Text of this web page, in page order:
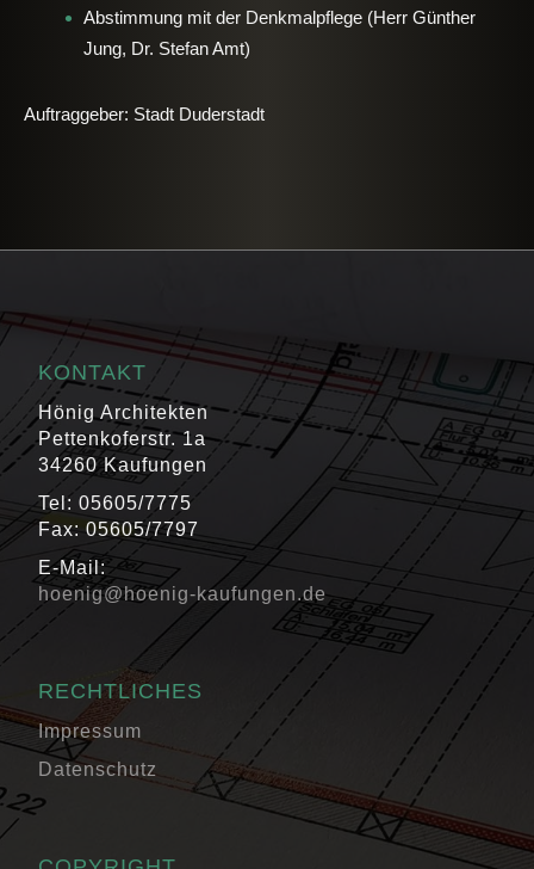
Abstimmung mit der Denkmalpflege (Herr Günther
Jung, Dr. Stefan Amt)
Auftraggeber: Stadt Duderstadt
KONTAKT
Hönig Architekten
Pettenkoferstr. 1a
34260 Kaufungen
Tel: 05605/7775
Fax: 05605/7797
E-Mail:
hoenig@hoenig-kaufungen.de
RECHTLICHES
Impressum
Datenschutz